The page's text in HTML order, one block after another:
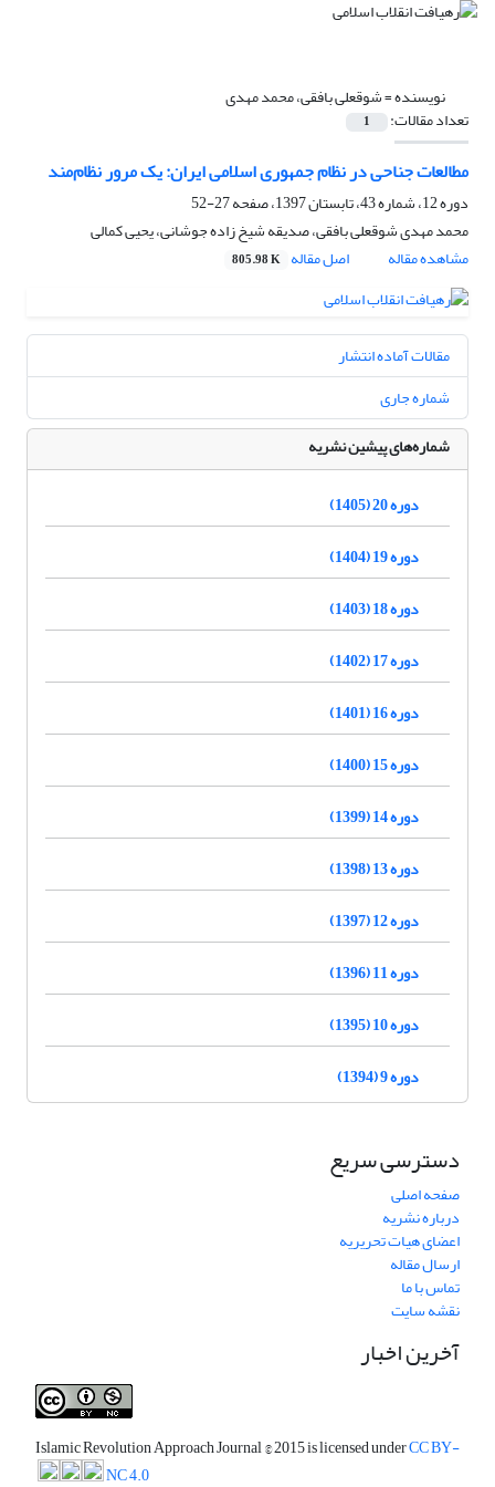
نویسنده =شوقعلی بافقی، محمد مهدی
تعداد مقالات: 1
مطالعات جناحی در نظام جمهوری اسلامی ایران: یک مرور نظام‌مند
دوره 12، شماره 43، تابستان 1397، صفحه
27-52
محمد مهدی شوقعلی بافقی، صدیقه شیخ زاده جوشانی، یحیی کمالی
مشاهده مقاله
اصل مقاله 805.98 K
مقالات آماده انتشار
شماره جاری
شماره‌های پیشین نشریه
دوره 20 (1405)
دوره 19 (1404)
دوره 18 (1403)
دوره 17 (1402)
دوره 16 (1401)
دوره 15 (1400)
دوره 14 (1399)
دوره 13 (1398)
دوره 12 (1397)
دوره 11 (1396)
دوره 10 (1395)
دوره 9 (1394)
دسترسی سریع
صفحه اصلی
درباره نشریه
اعضای هیات تحریریه
ارسال مقاله
تماس با ما
نقشه سایت
آخرین اخبار
Islamic Revolution Approach Journal© 2015 is licensed underCC BY-
NC 4.0